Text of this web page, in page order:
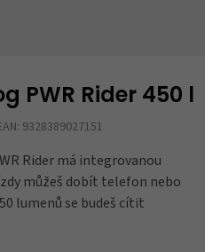
PWR Rider 450 l
9328389027151
Rider má integrovanou
můžeš dobít telefon nebo
lumenů se budeš cítit